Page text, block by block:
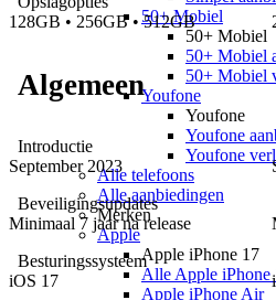
50+ Mobiel
50+ Mobiel
50+ Mobiel
50+ Mobiel
Youfone
Youfone
Youfone
Youfone
Alle telefoons
Alle aanbiedingen
Merken
Apple
Apple iPhone 17
Alle Apple iPhone
Apple iPhone Air
128GB • 256GB • 512GB
Algemeen
Introductie
September 2023
Beveiligingsupdates
Minimaal 7 jaar na release
Besturingssysteem
iOS 17